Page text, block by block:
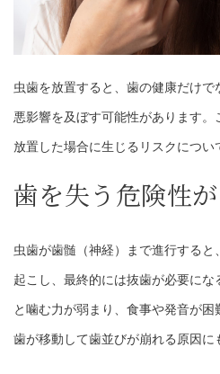
虫歯を放置すると、歯の健康だけ
悪影響を及ぼす可能性があります
放置した場合に生じるリスクについ
歯を失う危険性
虫歯が歯髄（神経）まで進行すると
起こし、最終的には抜歯が必要にな
と噛む力が弱まり、食事や発音が
歯が移動して歯並びが崩れる原因に